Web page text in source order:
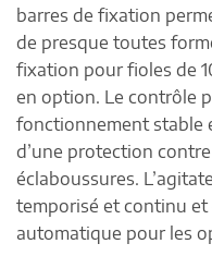
barres de fixation
de presque toutes
fixation pour fioles de
en option. Le contrôle
fonctionnement stable
d’une protection
éclaboussures.
temporisé et continu et
automatique pour les